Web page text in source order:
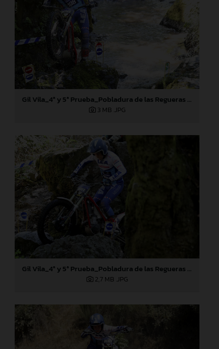
Gil Vila_4ª y 5ª Prueba_Pobladura de las Regueras (León)
3 MB .JPG
Gil Vila_4ª y 5ª Prueba_Pobladura de las Regueras (León)
2,7 MB .JPG